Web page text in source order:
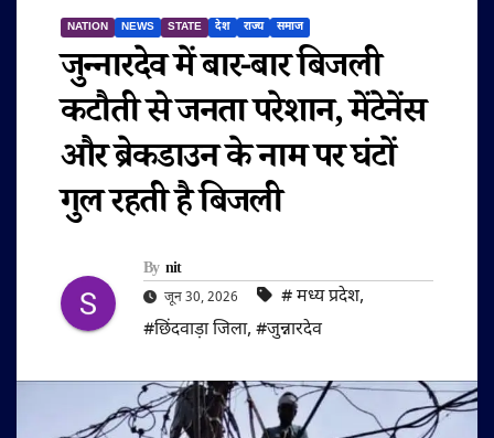
NATION NEWS STATE देश राज्य समाज
जुन्नारदेव में बार-बार बिजली
कटौती से जनता परेशान, मेंटेनेंस
और ब्रेकडाउन के नाम पर घंटों
गुल रहती है बिजली
By nit
जून 30, 2026 #‌ मध्य प्रदेश,
#छिंदवाड़ा जिला, #जुन्नारदेव